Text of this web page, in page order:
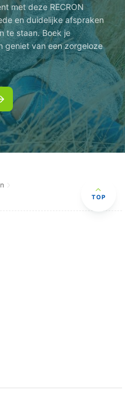
met deze RECRON
en duidelijke afspraken
te staan. Boek je
geniet van een zorgeloze
TOP